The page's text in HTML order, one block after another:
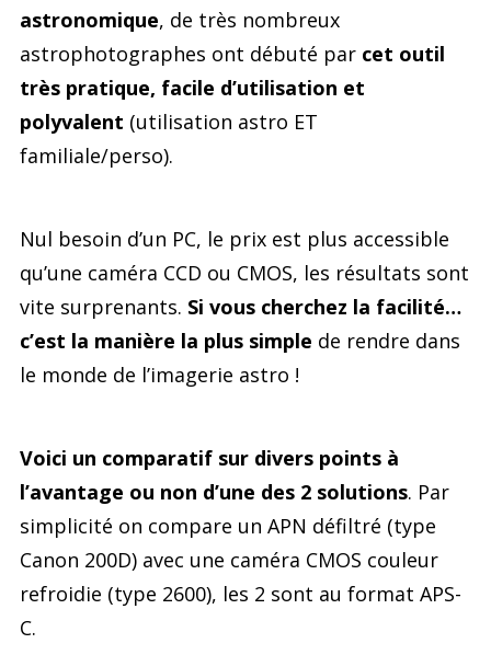
astronomique, de très nombreux
astrophotographes ont débuté parcet outil
très pratique, facile d’utilisation et
polyvalent (utilisation astro ET
familiale/perso).
Nul besoin d’un PC, le prix est plus accessible
qu’une caméra CCD ou CMOS, les résultats sont
vite surprenants. Si vous cherchez la facilité…
c’est la manière la plus simple de rendre dans
le monde de l’imagerie astro !
Voici un comparatif sur divers points à
l’avantage ou non d’une des 2 solutions. Par
simplicité on compare un APN défiltré (type
Canon 200D) avec une caméra CMOS couleur
refroidie (type 2600), les 2 sont au format APS-
C.